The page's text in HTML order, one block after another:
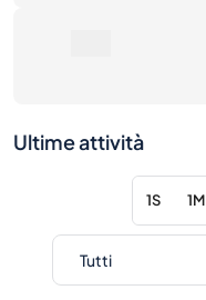
Articolo
Nessuna